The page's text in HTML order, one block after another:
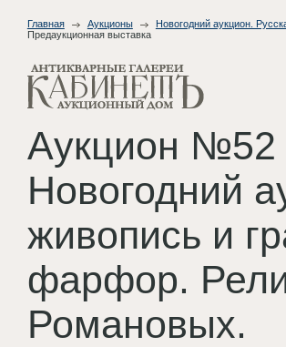
Главная Аукционы
Новогодний аукцион.
Предаукционная выставка
Аукцион №52
Новогодний
живопись и
фарфор.
Романовых.